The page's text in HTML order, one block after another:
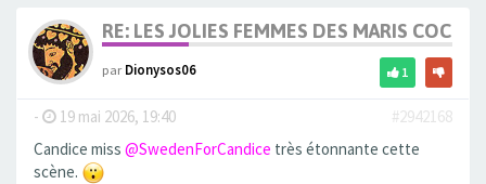
RE: LES JOLIES FEMMES DES MARIS COCUS
parDionysos06 1
- 19 mai 2026, 19:40
#2942168
Candice miss @SwedenForCandice très étonnante cette
scène.